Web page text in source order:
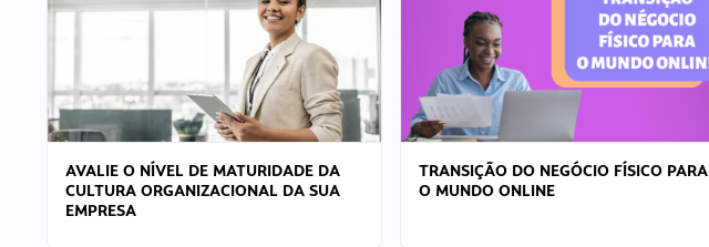
AVALIE O NÍVEL DE MATURIDADE DA
CULTURA ORGANIZACIONAL DA SUA
EMPRESA
TRANSIÇÃO DO NEGÓCIO FÍSICO PARA
O MUNDO ONLINE